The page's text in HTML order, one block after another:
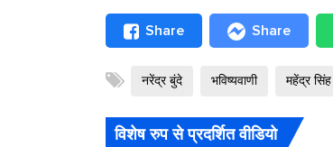
Share Share
नरेंद्र बुंदे भविष्यवाणी महेंद्र सिंह
विशेष रुप से प्रदर्शित वीडियो